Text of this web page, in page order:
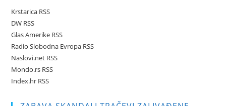
Krstarica RSS
DW RSS
Glas Amerike RSS
Radio Slobodna Evropa RSS
Naslovi.net RSS
Mondo.rs RSS
Index.hr RSS